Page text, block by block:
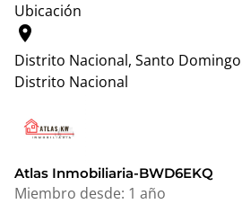
Ubicación
location_on
Distrito Nacional, Santo
Distrito Nacional
+
−
Atlas Inmobiliaria-BWD6EKQ
Miembro desde: 1 año